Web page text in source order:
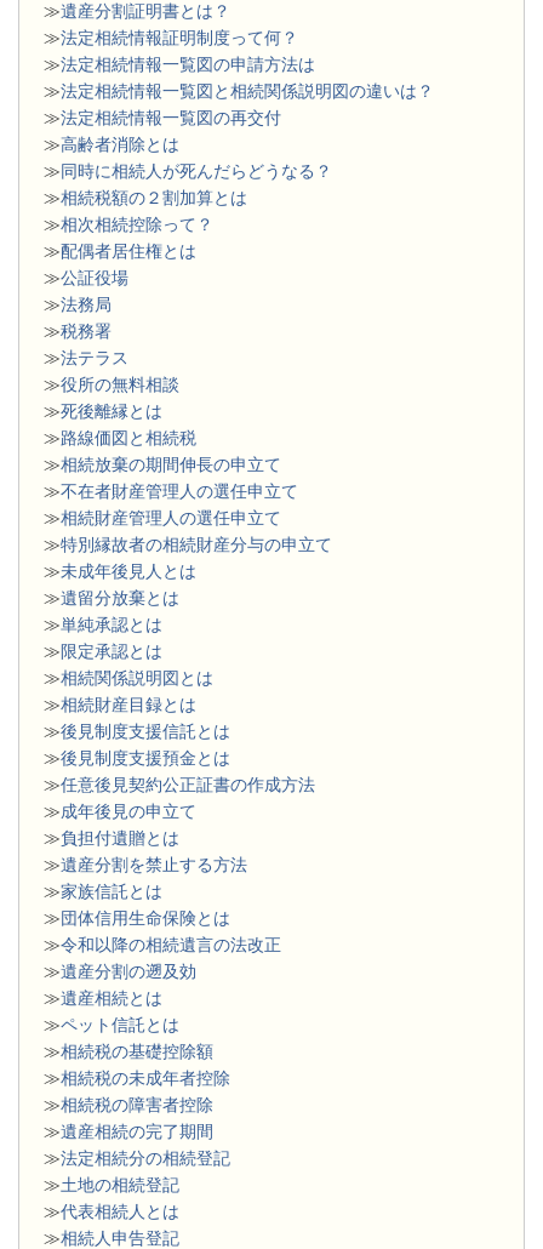
≫遺産分割証明書とは？
≫法定相続情報証明制度って何？
≫法定相続情報一覧図の申請方法は
≫法定相続情報一覧図と相続関係説明図の違いは？
≫法定相続情報一覧図の再交付
≫高齢者消除とは
≫同時に相続人が死んだらどうなる？
≫相続税額の２割加算とは
≫相次相続控除って？
≫配偶者居住権とは
≫公証役場
≫法務局
≫税務署
≫法テラス
≫役所の無料相談
≫死後離縁とは
≫路線価図と相続税
≫相続放棄の期間伸長の申立て
≫不在者財産管理人の選任申立て
≫相続財産管理人の選任申立て
≫特別縁故者の相続財産分与の申立て
≫未成年後見人とは
≫遺留分放棄とは
≫単純承認とは
≫限定承認とは
≫相続関係説明図とは
≫相続財産目録とは
≫後見制度支援信託とは
≫後見制度支援預金とは
≫任意後見契約公正証書の作成方法
≫成年後見の申立て
≫負担付遺贈とは
≫遺産分割を禁止する方法
≫家族信託とは
≫団体信用生命保険とは
≫令和以降の相続遺言の法改正
≫遺産分割の遡及効
≫遺産相続とは
≫ペット信託とは
≫相続税の基礎控除額
≫相続税の未成年者控除
≫相続税の障害者控除
≫遺産相続の完了期間
≫法定相続分の相続登記
≫土地の相続登記
≫代表相続人とは
≫相続人申告登記